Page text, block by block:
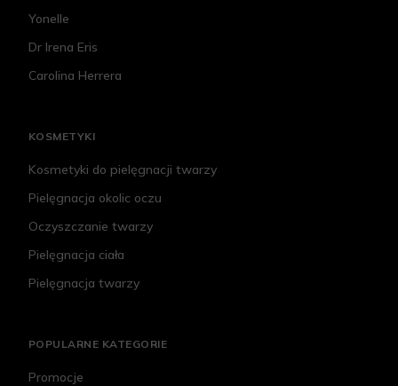
Yonelle
Dr Irena Eris
Carolina Herrera
KOSMETYKI
Kosmetyki do pielęgnacji twarzy
Pielęgnacja okolic oczu
Oczyszczanie twarzy
Pielęgnacja ciała
Pielęgnacja twarzy
POPULARNE KATEGORIE
Promocje